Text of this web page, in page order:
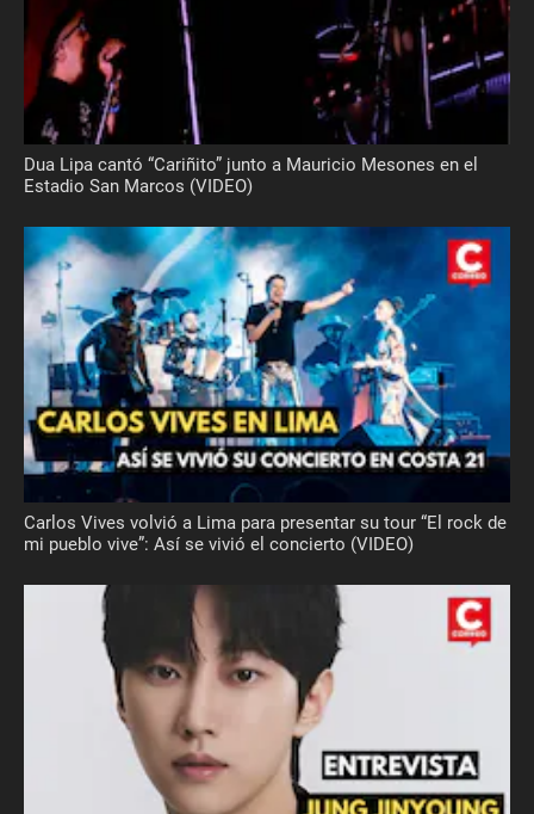
Dua Lipa cantó “Cariñito” junto a Mauricio Mesones en el
Estadio San Marcos (VIDEO)
Carlos Vives volvió a Lima para presentar su tour “El rock de
mi pueblo vive”: Así se vivió el concierto (VIDEO)